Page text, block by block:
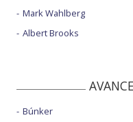
Mark Wahlberg
Albert Brooks
Búnker